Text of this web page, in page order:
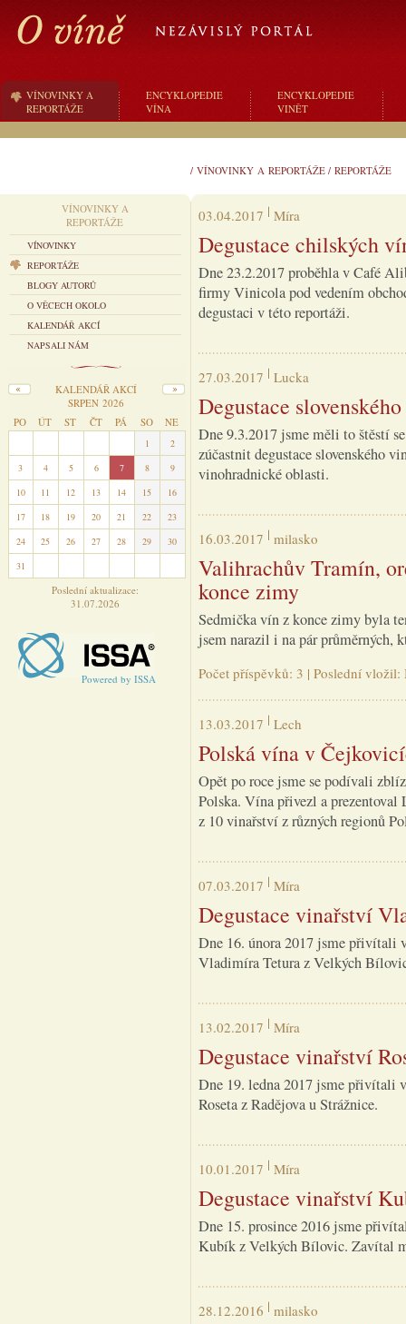
VÍNOVINKY A
REPORTÁŽE
ENCYKLOPEDIE
VÍNA
ENCYKLOPEDIE
VINĚT
/ VÍNOVINKY A REPORTÁŽE / REPORTÁŽE
VÍNOVINKY A
REPORTÁŽE
VÍNOVINKY
REPORTÁŽE
BLOGY AUTORŮ
O VĚCECH OKOLO
KALENDÁŘ AKCÍ
NAPSALI NÁM
KALENDÁŘ AKCÍ
SRPEN 2026
PO
ÚT ST ČT PÁ SO NE
1
2
3
4 5 6 7 8
9
10
11 12 13 14 15
16
17
18 19 20 21 22
23
24
25 26 27 28 29
30
31
Poslední aktualizace:
31.07.2026
Powered by ISSA
03.04.2017 Míra
Degustace chilských
Dne 23.2.2017 proběhla v Café
firmy Vinicola pod vedením
degustaci v této reportáži.
27.03.2017 Lucka
Degustace
Dne 9.3.2017 jsme měli to štěstí
zúčastnit degustace slovenského
vinohradnické oblasti.
16.03.2017 milasko
Valihrachův Tramín,
konce zimy
Sedmička vín z konce zimy byla
jsem narazil i na pár průměrných,
Počet příspěvků: 3 | Poslední
13.03.2017 Lech
Polská vína v
Opět po roce jsme se podívali
Polska. Vína přivezl a
z 10 vinařství z různých regionů
07.03.2017 Míra
Degustace vinařství
Dne 16. února 2017 jsme
Vladimíra Tetura z Velkých
13.02.2017 Míra
Degustace vinařství
Dne 19. ledna 2017 jsme přivítali
Roseta z Radějova u Strážnice.
10.01.2017 Míra
Degustace vinařství
Dne 15. prosince 2016 jsme
Kubík z Velkých Bílovic. Zavítal
28.12.2016 milasko